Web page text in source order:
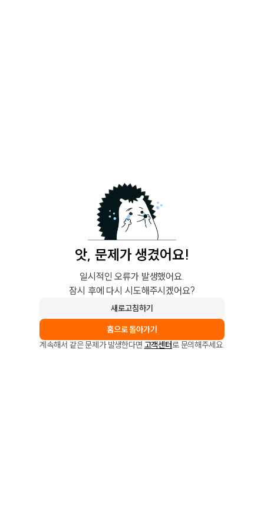
앗, 문제가 생겼어요!
일시적인 오류가 발생했어요.
잠시 후에 다시 시도해주시겠어요?
새로고침하기
홈으로 돌아가기
계속해서 같은 문제가 발생한다면 고객센터로 문의해주세요.